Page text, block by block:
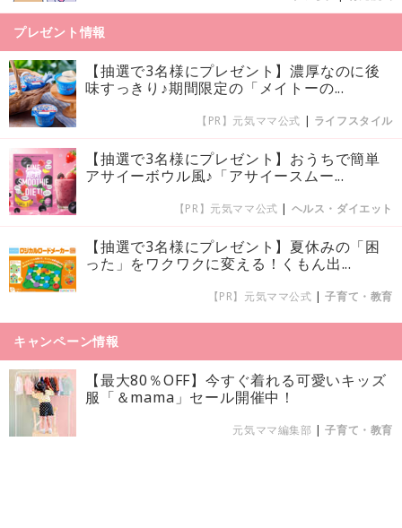
プレゼント情報
【抽選で3名様にプレゼント】濃厚なのに後
味すっきり♪期間限定の「メイトーの...
【PR】元気ママ公式 | ライフスタイル
【抽選で3名様にプレゼント】おうちで簡単
アサイーボウル風♪「アサイースムー...
【PR】元気ママ公式 | ヘルス・ダイエット
【抽選で3名様にプレゼント】夏休みの「困
った」をワクワクに変える！くもん出...
【PR】元気ママ公式 |子育て・教育
キャンペーン情報
【最大80％OFF】今すぐ着れる可愛いキッズ
服「＆mama」セール開催中！
元気ママ編集部 |子育て・教育